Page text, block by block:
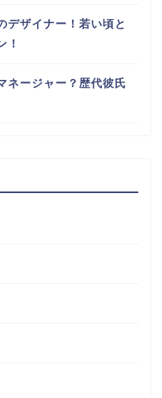
デザイナー！若い頃と
！
ネージャー？歴代彼氏